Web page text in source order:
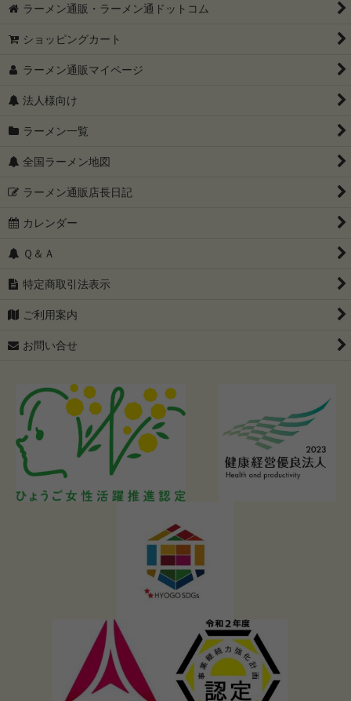
ラーメン通販・ラーメン通ドットコム
ショッピングカート
ラーメン通販マイページ
法人様向け
ラーメン一覧
全国ラーメン地図
ラーメン通販店長日記
カレンダー
Ｑ＆Ａ
特定商取引法表示
ご利用案内
お問い合せ